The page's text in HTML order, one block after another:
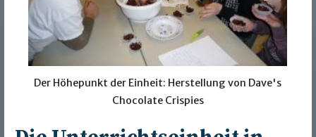
Der Höhepunkt der Einheit: Herstellung von Dave's
Chocolate Crispies